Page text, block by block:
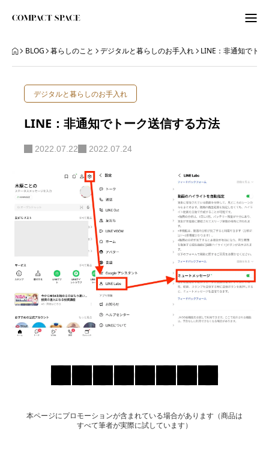
わたしのこと
LETTER
ニュースレター
お問い合わせ
BLOG 暮らしのこと デジタルと暮らしのお手入れ LINE：非通知でト
デジタルと暮らしのお手入れ
LINE：非通知でトーク送信する方法
2022.07.22 2022.07.24
本ページにプロモーションが含まれている場合があります（商品は
すべて筆者が実際に試しています）